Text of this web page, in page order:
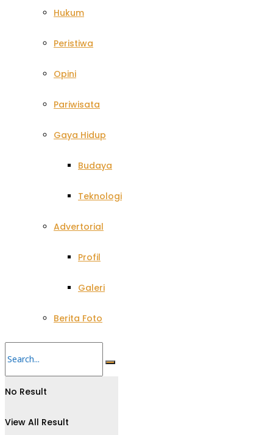
Hukum
Peristiwa
Opini
Pariwisata
Gaya Hidup
Budaya
Teknologi
Advertorial
Profil
Galeri
Berita Foto
No Result
View All Result